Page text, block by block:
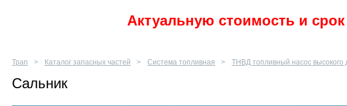
Актуальную стоимость и
Трап Каталог запасных частей Система топливная ТНВД топливный насос высокого
Сальник